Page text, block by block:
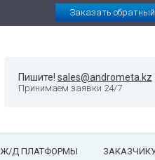
Заказать
Пишите! sales@andrometa.kz
Принимаем заявки 24/7
Ж/Д ПЛАТФОРМЫ